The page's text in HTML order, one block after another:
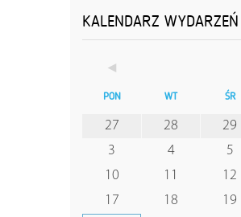
KALENDARZ WYDARZEŃ
◄
PON WT ŚR
27 28 29
3
4 5
10
11 12
17
18 19